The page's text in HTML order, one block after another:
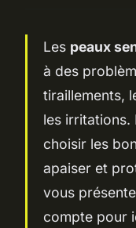
Les peaux
à des
tiraillements,
les irritations.
choisir les
apaiser et
vous
compte pour